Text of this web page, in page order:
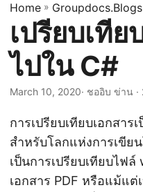
e
n
a
v
i
a
t
i
o
Home » Groupdocs.Blogs
เปรียบเที
ไปใน C#
March 10, 2020· ชออิบ ข่าน ·
การเปรียบเทียบเอกสา
สำหรับโลกแห่งการเขีย
เป็นการเปรียบเทียบไฟ
เอกสาร PDF หรือแม้แ